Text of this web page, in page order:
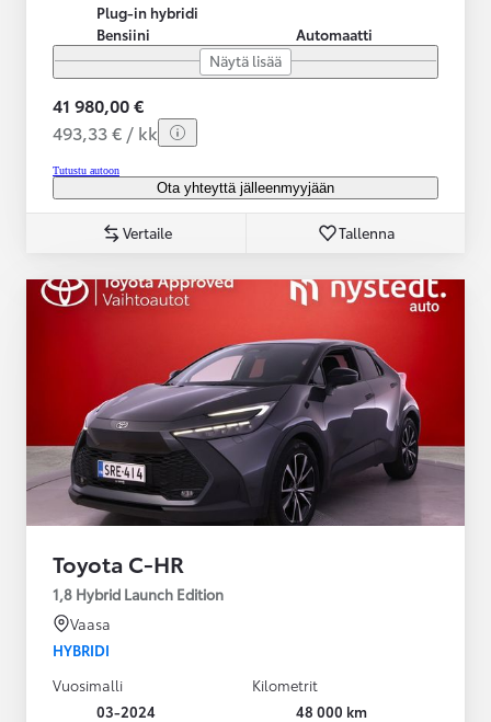
Plug-in hybridi
Bensiini
Automaatti
Näytä lisää
41 980,00 €
493,33 € / kk
Tutustu autoon
Ota yhteyttä jälleenmyyjään
Vertaile Tallenna
Toyota C-HR
1,8 Hybrid Launch Edition
Vaasa
HYBRIDI
Vuosimalli
03-2024
Kilometrit
48 000 km